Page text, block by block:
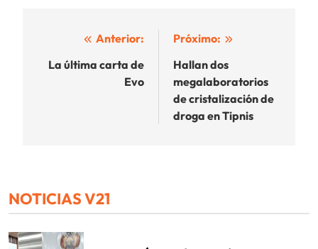
Navegación
de
Anterior:
La última carta de
Evo
Próximo:
Hallan dos
megalaboratorios
de cristalización de
droga en Tipnis
NOTICIAS V21